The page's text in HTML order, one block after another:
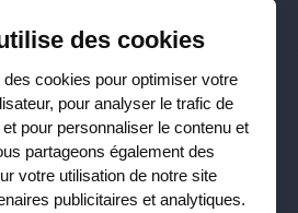
e de nos
suivez-nous sur
,X,LinkedIn&
des cookies
des cookies pour optimiser votre
pour analyser le trafic de
pour personnaliser le contenu et
partageons également des
votre utilisation de notre site
publicitaires et analytiques.